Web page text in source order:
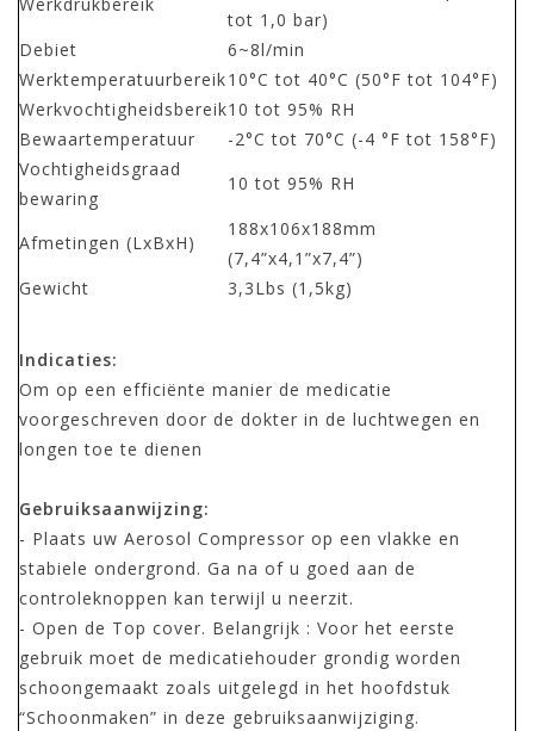
tot 1,0 bar)
Debiet
6~8l/min
Werktemperatuurbereik10°C tot 40°C (50°F tot 104°F)
Werkvochtigheidsbereik10 tot 95% RH
Bewaartemperatuur
-2°C tot 70°C (-4 °F tot 158°F)
Vochtigheidsgraad
bewaring
10 tot 95% RH
Afmetingen (LxBxH)
188x106x188mm
(7,4”x4,1”x7,4”)
Gewicht
3,3Lbs (1,5kg)
Indicaties:
Om op een efficiënte manier de medicatie
voorgeschreven door de dokter in de luchtwegen en
longen toe te dienen
Gebruiksaanwijzing:
- Plaats uw Aerosol Compressor op een vlakke en
stabiele ondergrond. Ga na of u goed aan de
controleknoppen kan terwijl u neerzit.
- Open de Top cover. Belangrijk : Voor het eerste
gebruik moet de medicatiehouder grondig worden
schoongemaakt zoals uitgelegd in het hoofdstuk
“Schoonmaken” in deze gebruiksaanwijziging.